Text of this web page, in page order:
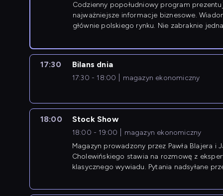
Codzienny popołudniowy program
najważniejsze informacje biznesowe.
głównie polskiego rynku. Nie zabraknie
17:30 Bilans dnia
17:30 - 18:00 magazyn ekonomiczny
18:00 Stock Show
18:00 - 19:00
magazyn ekonomiczny
Magazyn prowadzony przez Pawła Blajera i
Cholewińskiego stawia na rozmowę z
klasycznego wywiadu. Pytania nadsyłane